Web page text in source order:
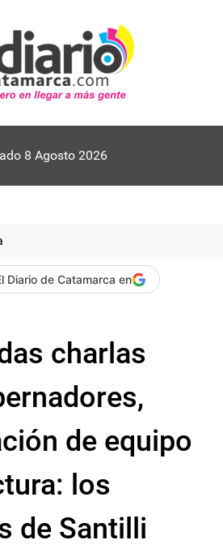
8 Agosto 2026
Diario de Catamarca en
charlas
de equipo
los
de Santilli